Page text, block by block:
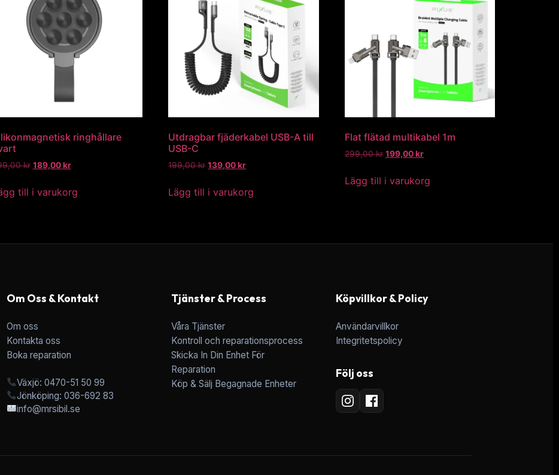
ringhållare
kr 189,00kr
till i varukorg
Utdragbar fjäderkabel USB-A till
USB-C
199,00kr 139,00kr
Lägg till i varukorg
Flat flätad multikabel 1m
299,00kr 199,00kr
Lägg till i varukorg
Om Oss & Kontakt
Om oss
Kontakta oss
Boka reparation
Växjö: 0470-51 50 99
Jönköping: 036-692 83
info@mrsibil.se
Tjänster & Process
Våra Tjänster
Kontroll och reparationsprocess
Skicka In Din Enhet För
Reparation
Köp & Sälj Begagnade Enheter
Köpvillkor & Policy
Användarvillkor
Integritetspolicy
Följ oss